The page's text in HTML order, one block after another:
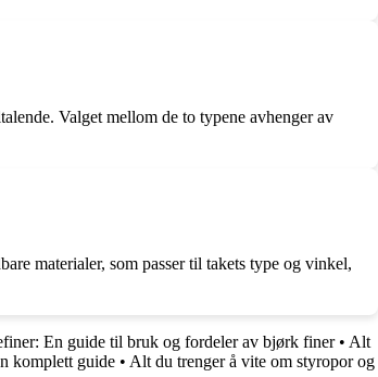
Valget mellom de to typene avhenger av
materialer, som passer til takets type og vinkel,
En guide til bruk og fordeler av bjørk finer• Alt
komplett guide • Alt du trenger å vite om styropor og